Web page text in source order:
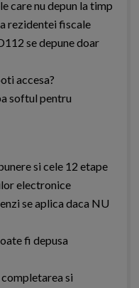
care nu depun la timp
rezidentei fiscale
se depune doar
accesa?
softul pentru
si cele 12 etape
electronice
se aplica daca NU
fi depusa
si